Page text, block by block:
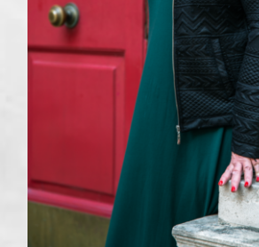
איך לנהל
גוזלות חצי יום
עבודה